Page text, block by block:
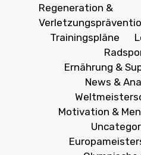
Regeneration &
Trainingspläne
Ernährung &
News &
Motivation &